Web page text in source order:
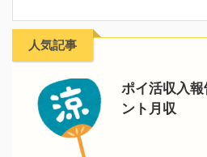
人気記事
ポイ活収入
ント月収